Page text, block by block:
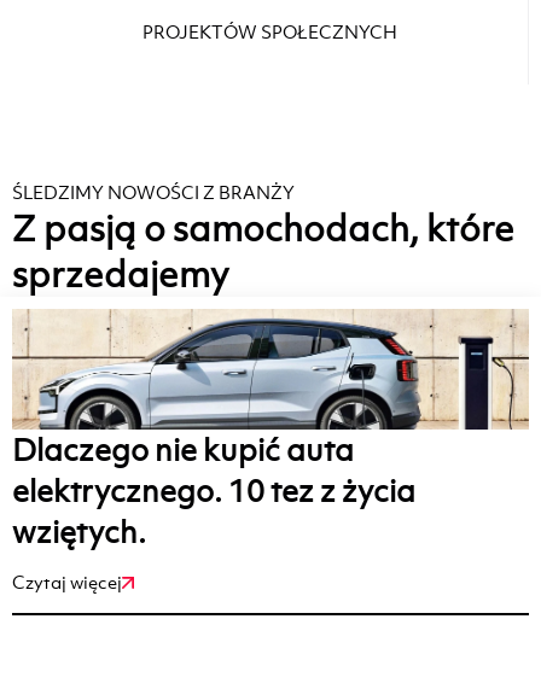
PROJEKTÓW SPOŁECZNYCH
ŚLEDZIMY NOWOŚCI Z BRANŻY
Z pasją o samochodach, które
sprzedajemy
Dlaczego nie kupić auta
elektrycznego. 10 tez z życia
wziętych.
Czytaj więcej